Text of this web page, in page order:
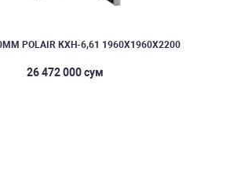
POLAIR КХН-6,61 1960Х1960Х2200
26 472 000 сум